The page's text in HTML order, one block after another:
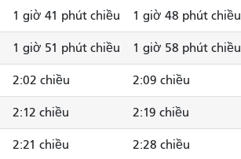
1 giờ 41 phút chiều 1 giờ 48 phút chiều
1 giờ 51 phút chiều 1 giờ 58 phút chiều
2:02 chiều 2:09 chiều
2:12 chiều 2:19 chiều
2:21 chiều 2:28 chiều